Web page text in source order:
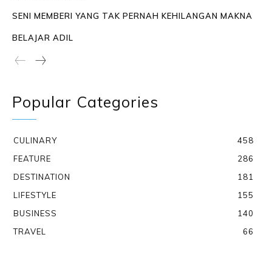
SENI MEMBERI YANG TAK PERNAH KEHILANGAN MAKNA
BELAJAR ADIL
Popular Categories
CULINARY
458
FEATURE
286
DESTINATION
181
LIFESTYLE
155
BUSINESS
140
TRAVEL
66